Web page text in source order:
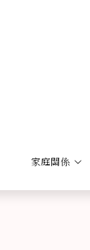
家庭關係
家庭關係